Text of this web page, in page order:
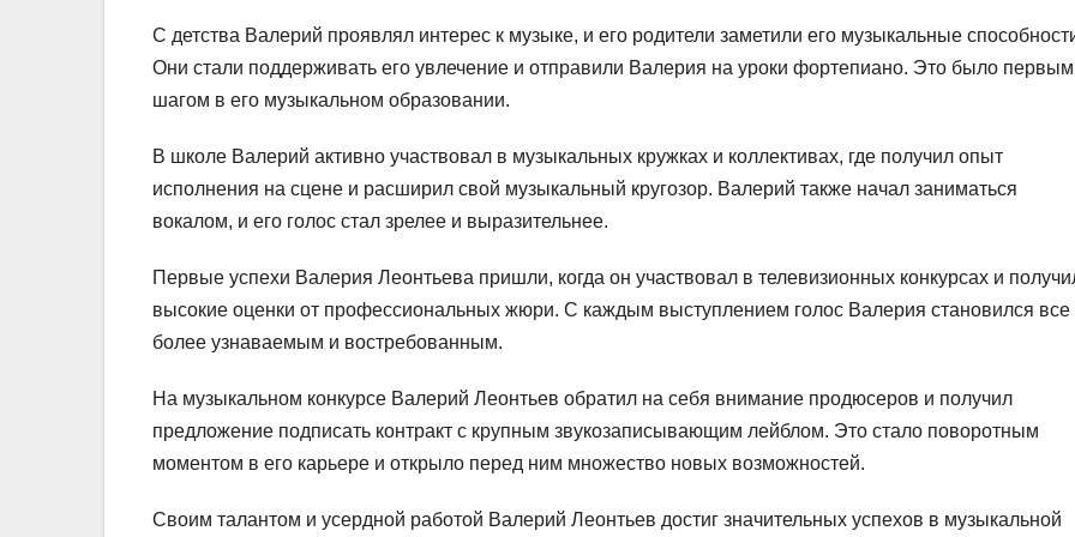
С детства Валерий проявлял интерес к музыке, и его родители заметили его музыкальные
Они стали поддерживать его увлечение и отправили Валерия на уроки фортепиано. Это было первым
шагом в его музыкальном образовании.
В школе Валерий активно участвовал в музыкальных кружках и коллективах, где получил опыт
исполнения на сцене и расширил свой музыкальный кругозор. Валерий также начал заниматься
вокалом, и его голос стал зрелее и выразительнее.
Первые успехи Валерия Леонтьева пришли, когда он участвовал в телевизионных конкурсах и
высокие оценки от профессиональных жюри. С каждым выступлением голос Валерия становился все
более узнаваемым и востребованным.
На музыкальном конкурсе Валерий Леонтьев обратил на себя внимание продюсеров и получил
предложение подписать контракт с крупным звукозаписывающим лейблом. Это стало поворотным
моментом в его карьере и открыло перед ним множество новых возможностей.
Своим талантом и усердной работой Валерий Леонтьев достиг значительных успехов в музыкальной